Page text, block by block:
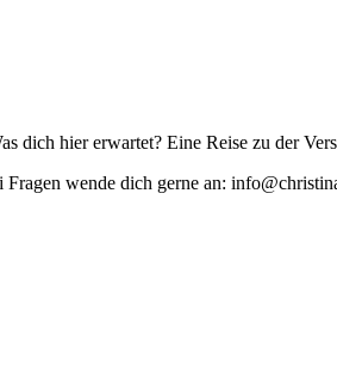
hier erwartet? Eine Reise zu der
wende dich gerne an: